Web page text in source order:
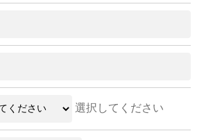
選択してください